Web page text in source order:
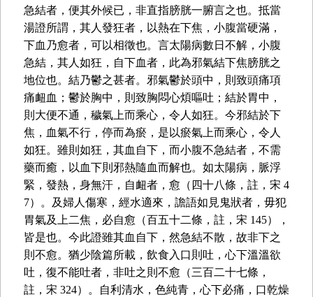
急結者，便其外候已，非直指膀胱一腑言之也。抵當
湯證所謂，其人發狂者，以熱在下焦，小腹當硬滿，
下血乃愈者，可以相徵也。言太陽病數日不解，小腹
急結，其人如狂，自下血者，此為邪氣結下焦膀胱之
地位也。結乃鬱之甚者。邪氣鬱於頭中，則致頭痛項
痛衄血；鬱於胸中，則致胸悶心煩嘔吐；結於胃中，
則大便不通，穢氣上而乘心，令人如狂。今邪結於下
焦，血氣不行，停而為瘀，是以瘀氣上而乘心，令人
如狂。雖則如狂，其血自下，而小腹不急結者，不需
藥而癒，以血下則邪熱隨血而解也。如太陽病，脈浮
緊，發熱，身無汗，自衄者，愈（四十八條，註，宋 4
7）。及婦人傷寒，經水適來，譫語如見鬼狀者，毋犯
胃氣及上二焦，必自愈（百五十二條，註，宋 145），
皆是也。今此證雖其血自下，然急結不散，故非下之
則不愈。猶少陰篇所載，飲食入口則吐，心下溫溫欲
吐，復不能吐者，非吐之則不愈（三百二十七條，
註，宋 324）。自利清水，色純青，心下必痛，口乾燥